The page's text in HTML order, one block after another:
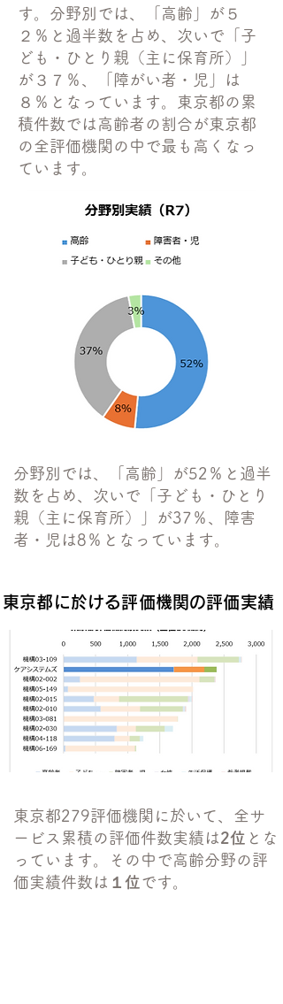
す。分野別では、「高齢」が５
２％と過半数を占め、次いで「子
ども・ひとり親（主に保育所）」
が３７％、「障がい者・児」は
８％となっています。東京都の累
積件数では高齢者の割合が東京都
の全評価機関の中で最も高くなっ
ています。
分野別では、「高齢」が52％と過半
数を占め、次いで「子ども・ひとり
親（主に保育所）」が37％、障害
者・児は8％となっています。
東京都に於ける評価機関の評価実績
東京都279評価機関に於いて、全サ
ービス累積の評価件数実績は2位 とな
っています。その中で高齢分野の評
価実績件数は １位です。